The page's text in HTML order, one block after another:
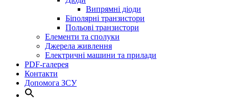
Випрямні діоди
Біполярні транзистори
Польові транзистори
Елементи та сполуки
Джерела живлення
Електричні машини та прилади
PDF-галерея
Контакти
Допомога ЗСУ